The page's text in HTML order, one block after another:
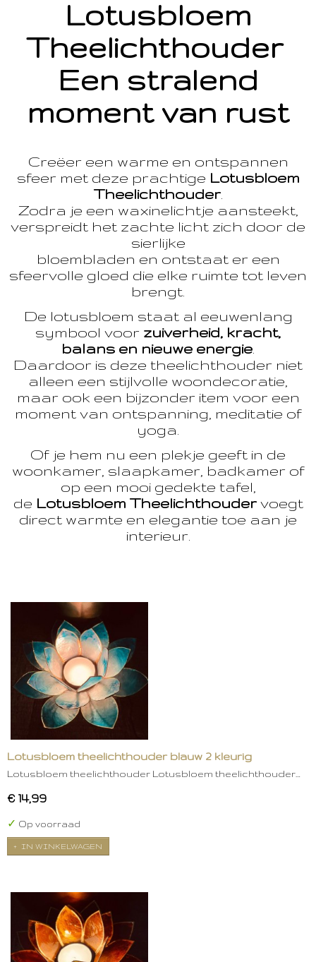
Lotusbloem
Theelichthouder
Een stralend
moment van rust
Creëer een warme en ontspannen
sfeer met deze prachtige Lotusbloem
Theelichthouder.
Zodra je een waxinelichtje aansteekt,
verspreidt het zachte licht zich door de
sierlijke
bloembladen en ontstaat er een
sfeervolle gloed die elke ruimte tot leven
brengt.
De lotusbloem staat al eeuwenlang
symbool voor zuiverheid, kracht,
balans en nieuwe energie
Daardoor is deze theelichthouder niet
alleen een stijlvolle woondecoratie,
maar ook een bijzonder item voor een
moment van ontspanning, meditatie of
yoga.
Of je hem nu een plekje geeft in de
woonkamer, slaapkamer, badkamer of
op een mooi gedekte tafel,
de Lotusbloem Theelichthoudervoegt
direct warmte en elegantie toe aan je
interieur.
Lotusbloem theelichthouder blauw 2 kleurig
Lotusbloem theelichthouder Lotusbloem theelichthouder…
€ 14,99
✓ Op voorraad
IN WINKELWAGEN